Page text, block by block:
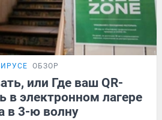
ОБЗОР
или Где ваш QR-
в электронном лагере
в 3-ю волну